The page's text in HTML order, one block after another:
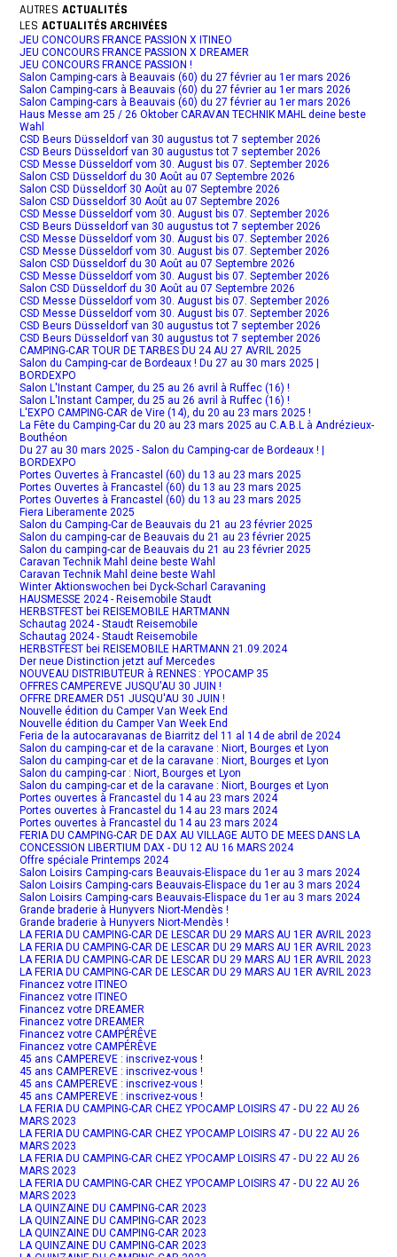
AUTRESACTUALITÉS
LESACTUALITÉS ARCHIVÉES
JEU CONCOURS FRANCE PASSION X ITINEO
JEU CONCOURS FRANCE PASSION X DREAMER
JEU CONCOURS FRANCE PASSION !
Salon Camping-cars à Beauvais (60) du 27 février au 1er mars 2026
Salon Camping-cars à Beauvais (60) du 27 février au 1er mars 2026
Salon Camping-cars à Beauvais (60) du 27 février au 1er mars 2026
Haus Messe am 25 / 26 Oktober CARAVAN TECHNIK MAHL deine beste
Wahl
CSD Beurs Düsseldorf van 30 augustus tot 7 september 2026
CSD Beurs Düsseldorf van 30 augustus tot 7 september 2026
CSD Messe Düsseldorf vom 30. August bis 07. September 2026
Salon CSD Düsseldorf du 30 Août au 07 Septembre 2026
Salon CSD Düsseldorf 30 Août au 07 Septembre 2026
Salon CSD Düsseldorf 30 Août au 07 Septembre 2026
CSD Messe Düsseldorf vom 30. August bis 07. September 2026
CSD Beurs Düsseldorf van 30 augustus tot 7 september 2026
CSD Messe Düsseldorf vom 30. August bis 07. September 2026
CSD Messe Düsseldorf vom 30. August bis 07. September 2026
Salon CSD Düsseldorf du 30 Août au 07 Septembre 2026
CSD Messe Düsseldorf vom 30. August bis 07. September 2026
Salon CSD Düsseldorf du 30 Août au 07 Septembre 2026
CSD Messe Düsseldorf vom 30. August bis 07. September 2026
CSD Messe Düsseldorf vom 30. August bis 07. September 2026
CSD Beurs Düsseldorf van 30 augustus tot 7 september 2026
CSD Beurs Düsseldorf van 30 augustus tot 7 september 2026
CAMPING-CAR TOUR DE TARBES DU 24 AU 27 AVRIL 2025
Salon du Camping-car de Bordeaux ! Du 27 au 30 mars 2025 |
BORDEXPO
Salon L'Instant Camper, du 25 au 26 avril à Ruffec (16) !
Salon L'Instant Camper, du 25 au 26 avril à Ruffec (16) !
L'EXPO CAMPING-CAR de Vire (14), du 20 au 23 mars 2025 !
La Fête du Camping-Car du 20 au 23 mars 2025 au C.A.B.L à Andrézieux-
Bouthéon
Du 27 au 30 mars 2025 - Salon du Camping-car de Bordeaux ! |
BORDEXPO
Portes Ouvertes à Francastel (60) du 13 au 23 mars 2025
Portes Ouvertes à Francastel (60) du 13 au 23 mars 2025
Portes Ouvertes à Francastel (60) du 13 au 23 mars 2025
Fiera Liberamente 2025
Salon du Camping-Car de Beauvais du 21 au 23 février 2025
Salon du camping-car de Beauvais du 21 au 23 février 2025
Salon du camping-car de Beauvais du 21 au 23 février 2025
Caravan Technik Mahl deine beste Wahl
Caravan Technik Mahl deine beste Wahl
Winter Aktionswochen bei Dyck-Scharl Caravaning
HAUSMESSE 2024 - Reisemobile Staudt
HERBSTFEST bei REISEMOBILE HARTMANN
Schautag 2024 - Staudt Reisemobile
Schautag 2024 - Staudt Reisemobile
HERBSTFEST bei REISEMOBILE HARTMANN 21.09.2024
Der neue Distinction jetzt auf Mercedes
NOUVEAU DISTRIBUTEUR à RENNES : YPOCAMP 35
OFFRES CAMPEREVE JUSQU'AU 30 JUIN !
OFFRE DREAMER D51 JUSQU'AU 30 JUIN !
Nouvelle édition du Camper Van Week End
Nouvelle édition du Camper Van Week End
Feria de la autocaravanas de Biarritz del 11 al 14 de abril de 2024
Salon du camping-car et de la caravane : Niort, Bourges et Lyon
Salon du camping-car et de la caravane : Niort, Bourges et Lyon
Salon du camping-car : Niort, Bourges et Lyon
Salon du camping-car et de la caravane : Niort, Bourges et Lyon
Portes ouvertes à Francastel du 14 au 23 mars 2024
Portes ouvertes à Francastel du 14 au 23 mars 2024
Portes ouvertes à Francastel du 14 au 23 mars 2024
FERIA DU CAMPING-CAR DE DAX AU VILLAGE AUTO DE MEES DANS LA
CONCESSION LIBERTIUM DAX - DU 12 AU 16 MARS 2024
Offre spéciale Printemps 2024
Salon Loisirs Camping-cars Beauvais-Elispace du 1er au 3 mars 2024
Salon Loisirs Camping-cars Beauvais-Elispace du 1er au 3 mars 2024
Salon Loisirs Camping-cars Beauvais-Elispace du 1er au 3 mars 2024
Grande braderie à Hunyvers Niort-Mendès !
Grande braderie à Hunyvers Niort-Mendès !
LA FERIA DU CAMPING-CAR DE LESCAR DU 29 MARS AU 1ER AVRIL 2023
LA FERIA DU CAMPING-CAR DE LESCAR DU 29 MARS AU 1ER AVRIL 2023
LA FERIA DU CAMPING-CAR DE LESCAR DU 29 MARS AU 1ER AVRIL 2023
LA FERIA DU CAMPING-CAR DE LESCAR DU 29 MARS AU 1ER AVRIL 2023
Financez votre ITINEO
Financez votre ITINEO
Financez votre DREAMER
Financez votre DREAMER
Financez votre CAMPÉRÊVE
Financez votre CAMPÉRÊVE
45 ans CAMPEREVE : inscrivez-vous !
45 ans CAMPEREVE : inscrivez-vous !
45 ans CAMPEREVE : inscrivez-vous !
45 ans CAMPEREVE : inscrivez-vous !
LA FERIA DU CAMPING-CAR CHEZ YPOCAMP LOISIRS 47 - DU 22 AU 26
MARS 2023
LA FERIA DU CAMPING-CAR CHEZ YPOCAMP LOISIRS 47 - DU 22 AU 26
MARS 2023
LA FERIA DU CAMPING-CAR CHEZ YPOCAMP LOISIRS 47 - DU 22 AU 26
MARS 2023
LA FERIA DU CAMPING-CAR CHEZ YPOCAMP LOISIRS 47 - DU 22 AU 26
MARS 2023
LA QUINZAINE DU CAMPING-CAR 2023
LA QUINZAINE DU CAMPING-CAR 2023
LA QUINZAINE DU CAMPING-CAR 2023
LA QUINZAINE DU CAMPING-CAR 2023